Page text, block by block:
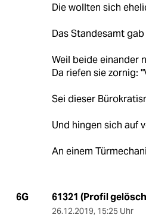
Die wollten sich
Das Standesamt
Weil beide einander
Da riefen sie zornig:
Sei dieser
Und hingen sich auf
An einem
6G 61321 (Profil
26.12.2019, 15:25 Uhr